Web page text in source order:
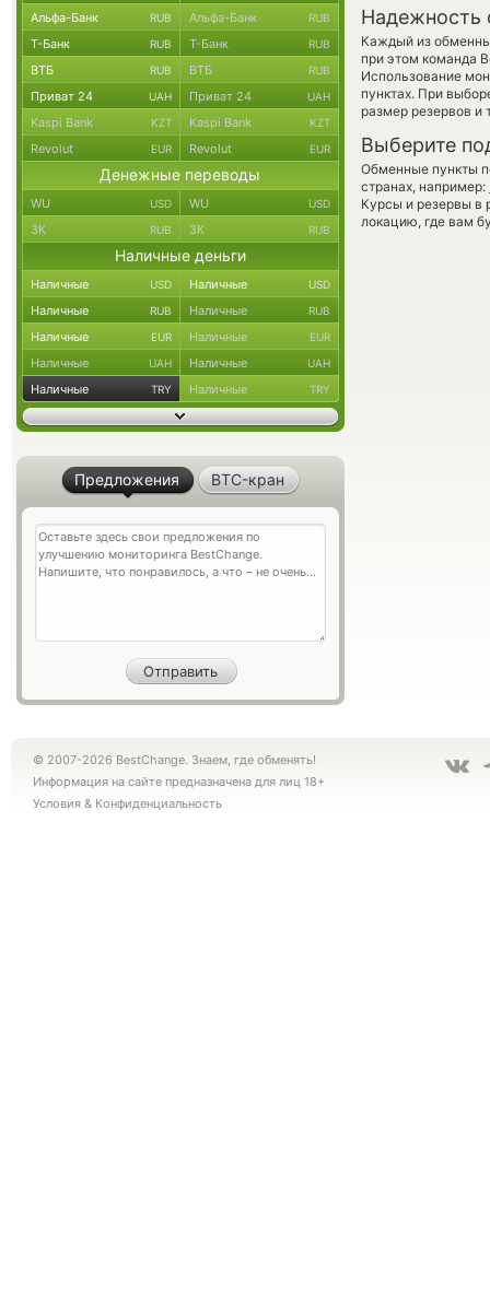
Надежность
Каждый из
при этом команда
Использование
пунктах. При
размер резервов и
Выберите
Обменные пункты
странах, например:
Курсы и резервы в
локацию, где вам
Альфа-Банк RUB Альфа-Банк RUB
Т-Банк RUB Т-Банк RUB
ВТБ RUB ВТБ RUB
Приват 24 UAH Приват 24 UAH
Kaspi Bank KZT Kaspi Bank KZT
Revolut EUR Revolut EUR
Денежные переводы
WU USD WU USD
ЗК RUB ЗК RUB
Наличные деньги
Наличные USD Наличные USD
Наличные RUB Наличные RUB
Наличные EUR Наличные EUR
Наличные UAH Наличные UAH
Наличные TRY Наличные TRY
Предложения BTC-кран
© 2007-2026 BestChange. Знаем, где обменять!
Информация на сайте предназначена для лиц 18+
Условия & Конфиденциальность